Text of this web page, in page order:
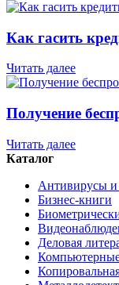
Как гасить
Читать далее
Получение
Читать далее
Каталог
Антивирусы
Бизнес-книги
Деловая